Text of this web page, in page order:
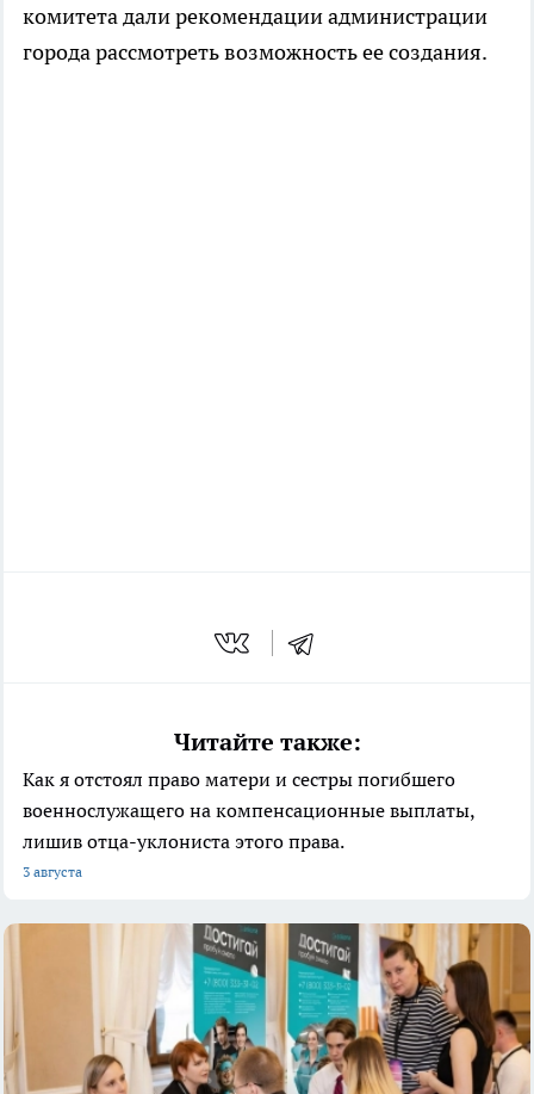
комитета дали рекомендации администрации
города рассмотреть возможность ее создания.
Читайте также:
Как я отстоял право матери и сестры погибшего
военнослужащего на компенсационные выплаты,
лишив отца-уклониста этого права.
3 августа